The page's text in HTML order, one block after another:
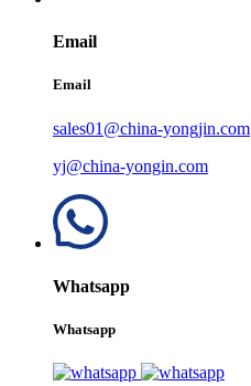
Email
Email
sales01@china-yongjin.com
yj@china-yongin.com
Whatsapp
Whatsapp